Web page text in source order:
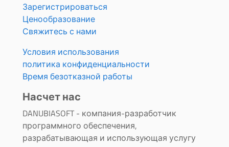
Зарегистрироваться
Ценообразование
Свяжитесь с нами
Условия использования
политика конфиденциальности
Время безотказной работы
Насчет нас
DANUBIASOFT - компания-разработчик
программного обеспечения,
разрабатывающая и использующая услугу